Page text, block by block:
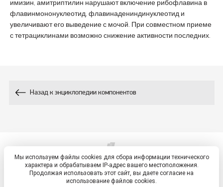
имизин, амитриптилин нарушают включение рибофлавина в
флавинмононуклеотид, флавинадениндинуклеотид и
увеличивают его выведение с мочой. При совместном приеме
с тетрациклинами возможно снижение активности последних.
Назад к энциклопедии компонентов
© 2026, ETM - портал
Политика обработки персональных данных
Мы используем файлы cookies для сбора информации технического
характера и обрабатываем IP-адрес вашего местоположения.
Продолжая использовать этот сайт, вы даете согласие на
использование файлов cookies.